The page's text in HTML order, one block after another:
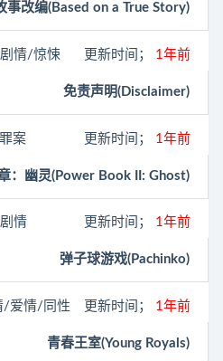
事改编(Based on a True Story)
情/惊悚 更新时间； 1年前
免责声明(Disclaimer)
案 更新时间； 1年前
：幽灵(Power Book II: Ghost)
情 更新时间； 1年前
弹子球游戏(Pachinko)
/爱情/同性 更新时间； 1年前
青春王室(Young Royals)